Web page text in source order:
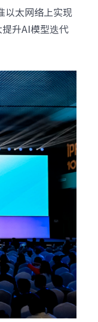
· NF6476V6
· NF3280A6
· ORS6000S
· i22G7
· SC8670EL-64D（
· CN7610SL-32QH
· UXOS
· CN12800-G
· SC8661SL
以太网络上实现
升AI模型迭代